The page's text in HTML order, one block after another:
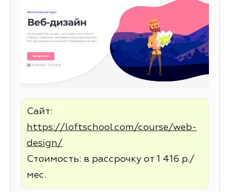
Сайт:
https://loftschool.com/course/web-
design/
Стоимость: в рассрочку от 1 416 р./
мес.